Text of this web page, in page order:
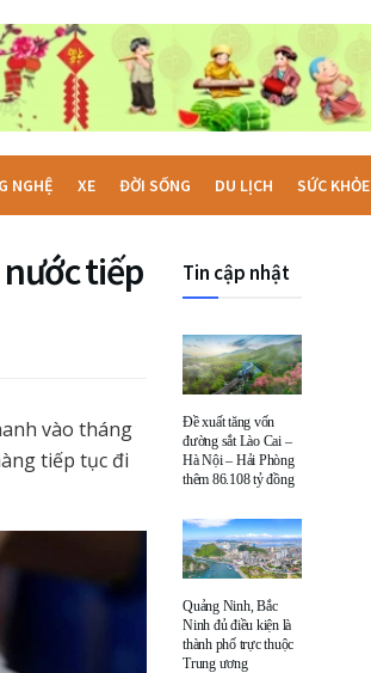
NGHỆ XE ĐỜI SỐNG DU LỊCH SỨC KHỎE
tiếp
vào tháng
tiếp tục đi
Tin cập nhật
Đề xuất tăng vốn
đường sắt Lào Cai –
Hà Nội – Hải Phòng
thêm 86.108 tỷ đồng
Quảng Ninh, Bắc
Ninh đủ điều kiện là
thành phố trực thuộc
Trung ương